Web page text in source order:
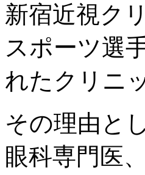
新宿近視ク
スポーツ選
れたクリニ
その理由と
眼科専門医